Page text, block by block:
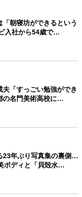
朝寝坊ができるという
入社から54歳で…
夫「すっごい勉強ができ
の名門美術高校に…
23年ぶり写真集の裏側…
ボディと「貝殻水…